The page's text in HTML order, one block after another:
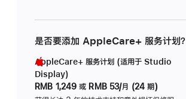
是否要添加 AppleCare+ 服务计划？
AppleCare+ 服务计划 (适用于 Studio
Display)
RMB 1,249 或 RMB 53/月 (24 期)